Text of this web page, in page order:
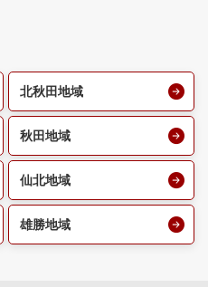
北秋田地域
秋田地域
仙北地域
雄勝地域